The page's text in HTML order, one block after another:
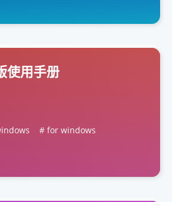
用手册
for windows